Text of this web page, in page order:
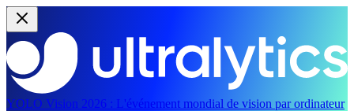
YOLO Vision 2026 : L'événement mondial de vision par ordinateur